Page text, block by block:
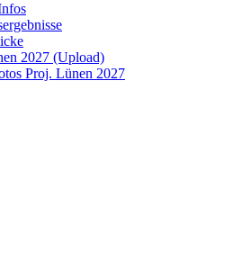
2027 (Upload)
Proj. Lünen 2027